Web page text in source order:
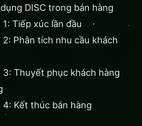
DISC trong bán hàng
1: Tiếp xúc lần đầu
2: Phân tích nhu cầu khách
3: Thuyết phục khách hàng
4: Kết thúc bán hàng